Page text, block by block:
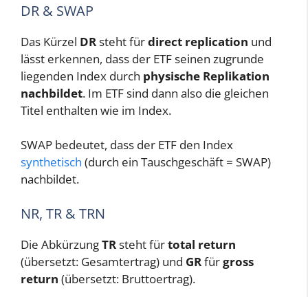
DR & SWAP
Das Kürzel DRsteht fürdirect replication und
lässt erkennen, dass der ETF seinen zugrunde
liegenden Index durch physische Replikation
nachbildet. Im ETF sind dann also die gleichen
Titel enthalten wie im Index.
SWAP bedeutet, dass der ETF den Index
synthetisch (durch ein Tauschgeschäft = SWAP)
nachbildet.
NR, TR & TRN
Die AbkürzungTRsteht fürtotal return
(übersetzt: Gesamtertrag) und GRfürgross
return (übersetzt: Bruttoertrag).